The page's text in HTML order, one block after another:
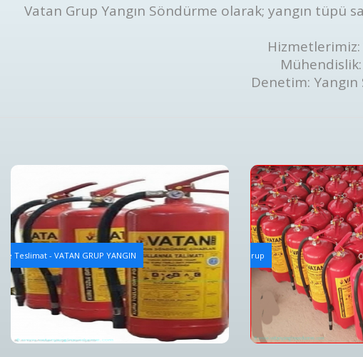
Vatan Grup Yangın Söndürme olarak; yangın tüpü
Mühendislik:
Denetim:
Teslimat - VATAN GRUP YANGIN
Yangın Tüpü Dolum Hizmeti
Bursa Yangın Tüpü Dolum Hizmeti ve Fiyatları - Vatan Grup
Detaylar
Yangın Algılama ve
Yangın Algılama ve
Detaylar